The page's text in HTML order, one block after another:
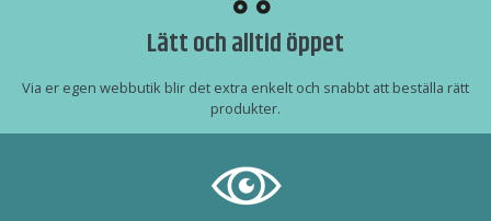
Lätt och alltid öppet
Via er egen webbutik blir det extra enkelt och snabbt att beställa rätt
produkter.